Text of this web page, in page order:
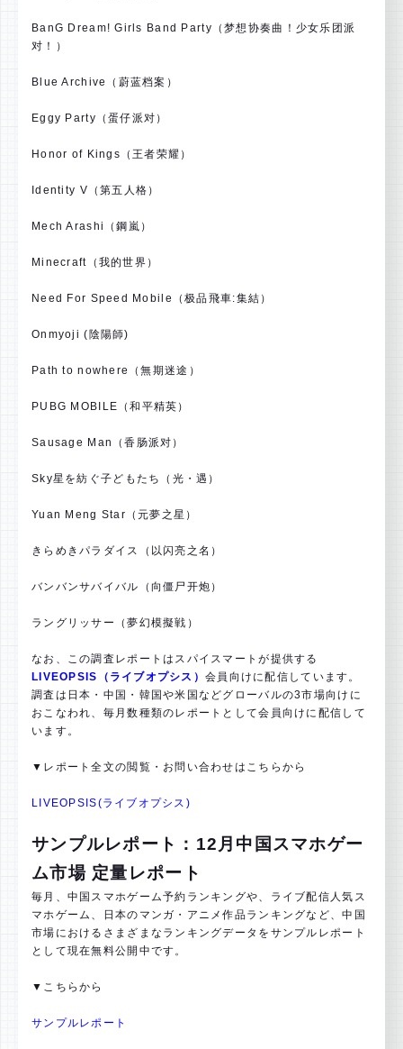
BanG Dream! Girls Band Party（梦想协奏曲！少女乐团派
对！）
Blue Archive（蔚蓝档案）
Eggy Party（蛋仔派对）
Honor of Kings（王者荣耀）
Identity V（第五人格）
Mech Arashi（鋼嵐）
Minecraft（我的世界）
Need For Speed Mobile（极品飛車:集結）
Onmyoji (陰陽師)
Path to nowhere（無期迷途）
PUBG MOBILE（和平精英）
Sausage Man（香肠派对）
Sky星を紡ぐ子どもたち（光・遇）
Yuan Meng Star（元夢之星）
きらめきパラダイス（以闪亮之名）
バンバンサバイバル（向僵尸开炮）
ラングリッサー（夢幻模擬戦）
なお、この調査レポートはスパイスマートが提供する
LIVEOPSIS（ライブオプシス）会員向けに配信しています。
調査は日本・中国・韓国や米国などグローバルの3市場向けに
おこなわれ、毎月数種類のレポートとして会員向けに配信して
います。
▼レポート全文の閲覧・お問い合わせはこちらから
LIVEOPSIS(ライブオプシス)
サンプルレポート：12月中国スマホゲー
ム市場 定量レポート
毎月、中国スマホゲーム予約ランキングや、ライブ配信人気ス
マホゲーム、日本のマンガ・アニメ作品ランキングなど、中国
市場におけるさまざまなランキングデータをサンプルレポート
として現在無料公開中です。
▼こちらから
サンプルレポート